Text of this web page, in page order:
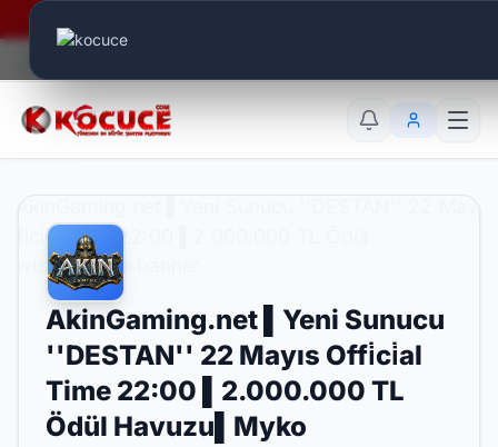
AkinGaming.net ▌Yeni Sunucu
''DESTAN'' 22 Mayıs Offi̇ci̇al
Time 22:00 ▌2.000.000 TL
Ödül Havuzu▌Myko